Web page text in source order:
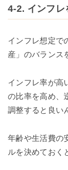
4-2. インフレ
インフレ想定で
産」のバランス
インフレ率が高
の比率を高め、
調整すると良い
年齢や生活費の
ルを決めておく